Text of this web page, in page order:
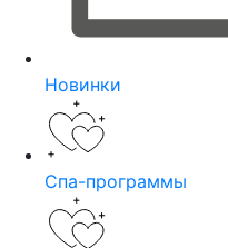
Новинки
Спа-программы